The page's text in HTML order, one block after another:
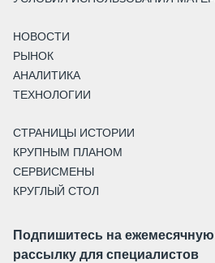
НОВОСТИ
РЫНОК
АНАЛИТИКА
ТЕХНОЛОГИИ
СТРАНИЦЫ ИСТОРИИ
КРУПНЫМ ПЛАНОМ
СЕРВИСМЕНЫ
КРУГЛЫЙ СТОЛ
Подпишитесь на ежемесячную
рассылку для специалистов